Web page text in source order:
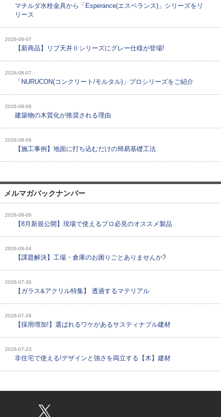
マチルダ水栓金具から「Esperance(エスペランス)」シリーズをリ
リース
2026-08-07
【新商品】リブ天井Ⅱシリーズにグレー仕様が登場!
2026-08-07
「NURUCON(コンクリート/モルタル)」プロシリーズをご紹介
2026-08-06
建築物の木質化が推奨される理由
2026-08-06
【施工事例】地面に打ち込むだけの簡易基礎工法
メルマガバックナンバー
2026-08-06
【8月新規公開】現場で使えるプロ必見のオススメ製品
2026-08-04
【課題解決】工場・倉庫のお困りごとありませんか?
2026-07-30
【ガラス&アクリル特集】 透過するマテリアル
2026-07-28
【採用増加!】選ばれるワケがあるサスティナブル建材
2026-07-23
非住宅で使える!デザインと強さを両立する【木】建材